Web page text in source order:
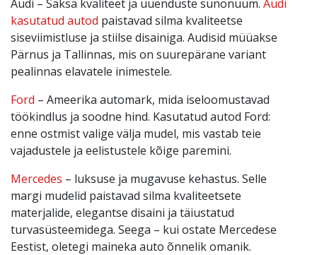
Audi – Saksa kvaliteet ja uuenduste sünonüüm. Audi
kasutatud autod paistavad silma kvaliteetse
siseviimistluse ja stiilse disainiga. Audisid müüakse
Pärnus ja Tallinnas, mis on suurepärane variant
pealinnas elavatele inimestele.
Ford – Ameerika automark, mida iseloomustavad
töökindlus ja soodne hind. Kasutatud autod Ford:
enne ostmist valige välja mudel, mis vastab teie
vajadustele ja eelistustele kõige paremini.
Mercedes – luksuse ja mugavuse kehastus. Selle
margi mudelid paistavad silma kvaliteetsete
materjalide, elegantse disaini ja täiustatud
turvasüsteemidega. Seega – kui ostate Mercedese
Eestist, oletegi maineka auto õnnelik omanik.